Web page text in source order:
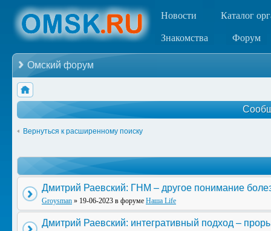
Новости Каталог
Знакомства Форум
Омский форум
Вернуться к расширенному поиску
Дмитрий Раевский: ГНМ – другое понимание
Groysman » 19-06-2023 в форуме Наша Life
Дмитрий Раевский: интегративный подход –